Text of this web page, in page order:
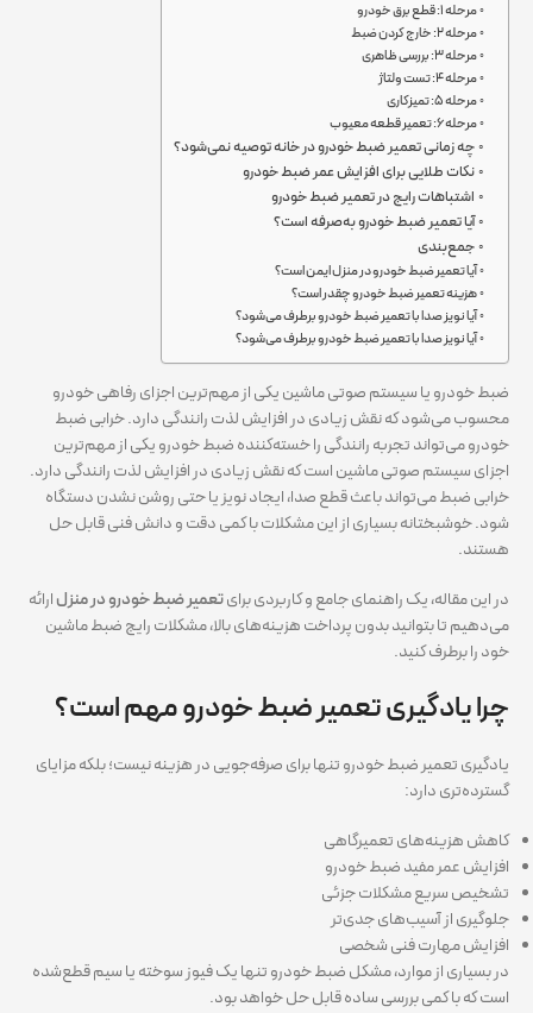
مرحله ۱: قطع برق خودرو
مرحله ۲: خارج کردن ضبط
مرحله ۳: بررسی ظاهری
مرحله ۴: تست ولتاژ
مرحله ۵: تمیزکاری
مرحله ۶: تعمیر قطعه معیوب
چه زمانی تعمیر ضبط خودرو در خانه توصیه نمی‌شود؟
نکات طلایی برای افزایش عمر ضبط خودرو
اشتباهات رایج در تعمیر ضبط خودرو
آیا تعمیر ضبط خودرو به‌صرفه است؟
جمع‌بندی
آیا تعمیر ضبط خودرو در منزل ایمن است؟
هزینه تعمیر ضبط خودرو چقدر است؟
آیا نویز صدا با تعمیر ضبط خودرو برطرف می‌شود؟
آیا نویز صدا با تعمیر ضبط خودرو برطرف می‌شود؟
ضبط خودرو یا سیستم صوتی ماشین یکی از مهم‌ترین اجزای رفاهی خودرو
محسوب می‌شود که نقش زیادی در افزایش لذت رانندگی دارد. خرابی ضبط
خودرو می‌تواند تجربه رانندگی را خسته‌کننده ضبط خودرو یکی از مهم‌ترین
اجزای سیستم صوتی ماشین است که نقش زیادی در افزایش لذت رانندگی دارد.
خرابی ضبط می‌تواند باعث قطع صدا، ایجاد نویز یا حتی روشن نشدن دستگاه
شود. خوشبختانه بسیاری از این مشکلات با کمی دقت و دانش فنی قابل حل
هستند.
در این مقاله، یک راهنمای جامع و کاربردی برایتعمیر ضبط خودرو در منزلارائه
می‌دهیم تا بتوانید بدون پرداخت هزینه‌های بالا، مشکلات رایج ضبط ماشین
خود را برطرف کنید.
چرا یادگیری تعمیر ضبط خودرو مهم است؟
یادگیری تعمیر ضبط خودرو تنها برای صرفه‌جویی در هزینه نیست؛ بلکه مزایای
گسترده‌تری دارد:
کاهش هزینه‌های تعمیرگاهی
افزایش عمر مفید ضبط خودرو
تشخیص سریع مشکلات جزئی
جلوگیری از آسیب‌های جدی‌تر
افزایش مهارت فنی شخصی
در بسیاری از موارد، مشکل ضبط خودرو تنها یک فیوز سوخته یا سیم قطع‌شده
است که با کمی بررسی ساده قابل حل خواهد بود.